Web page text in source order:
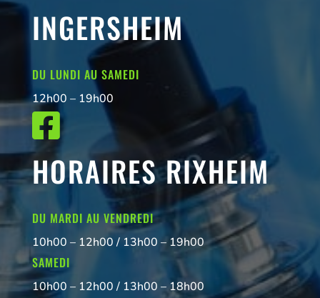
INGERSHEIM
DU LUNDI AU SAMEDI
12h00 – 19h00

HORAIRES RIXHEIM
DU MARDI AU VENDREDI
10h00 – 12h00 / 13h00 – 19h00
SAMEDI
10h00 – 12h00 / 13h00 – 18h00